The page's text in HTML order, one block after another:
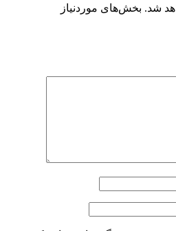
شد. بخش‌های موردنیاز